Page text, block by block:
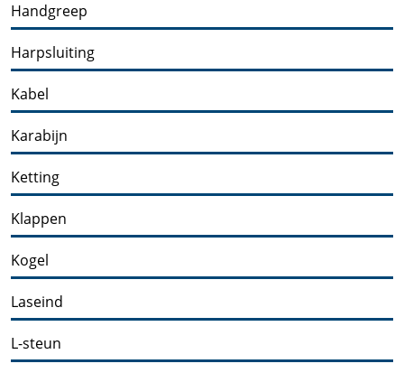
Handgreep
Harpsluiting
Kabel
Karabijn
Ketting
Klappen
Kogel
Laseind
L-steun